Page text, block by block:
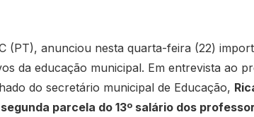
(PT), anunciou nesta quarta-feira (22)
da educação municipal. Em entrevista ao
do secretário municipal de Educação,
parcela do 13º salário dos